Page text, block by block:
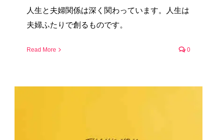
人生と夫婦関係は深く関わっています。人生は
夫婦ふたりで創るものです。
Read More 0